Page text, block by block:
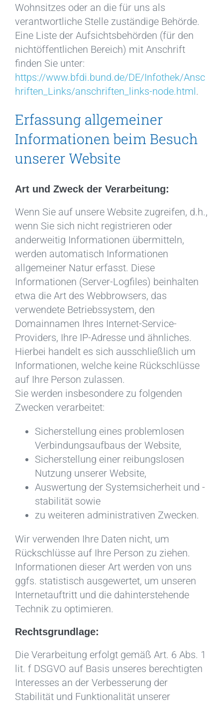
Wohnsitzes oder an die für uns als
verantwortliche Stelle zuständige Behörde.
Eine Liste der Aufsichtsbehörden (für den
nichtöffentlichen Bereich) mit Anschrift
finden Sie unter:
https://www.bfdi.bund.de/DE/Infothek/Ansc
hriften_Links/anschriften_links-node.html.
Erfassung allgemeiner
Informationen beim Besuch
unserer Website
Art und Zweck der Verarbeitung:
Wenn Sie auf unsere Website zugreifen, d.h.,
wenn Sie sich nicht registrieren oder
anderweitig Informationen übermitteln,
werden automatisch Informationen
allgemeiner Natur erfasst. Diese
Informationen (Server-Logfiles) beinhalten
etwa die Art des Webbrowsers, das
verwendete Betriebssystem, den
Domainnamen Ihres Internet-Service-
Providers, Ihre IP-Adresse und ähnliches.
Hierbei handelt es sich ausschließlich um
Informationen, welche keine Rückschlüsse
auf Ihre Person zulassen.
Sie werden insbesondere zu folgenden
Zwecken verarbeitet:
Sicherstellung eines problemlosen
Verbindungsaufbaus der Website,
Sicherstellung einer reibungslosen
Nutzung unserer Website,
Auswertung der Systemsicherheit und -
stabilität sowie
zu weiteren administrativen Zwecken.
Wir verwenden Ihre Daten nicht, um
Rückschlüsse auf Ihre Person zu ziehen.
Informationen dieser Art werden von uns
ggfs. statistisch ausgewertet, um unseren
Internetauftritt und die dahinterstehende
Technik zu optimieren.
Rechtsgrundlage:
Die Verarbeitung erfolgt gemäß Art. 6 Abs. 1
lit. f DSGVO auf Basis unseres berechtigten
Interesses an der Verbesserung der
Stabilität und Funktionalität unserer